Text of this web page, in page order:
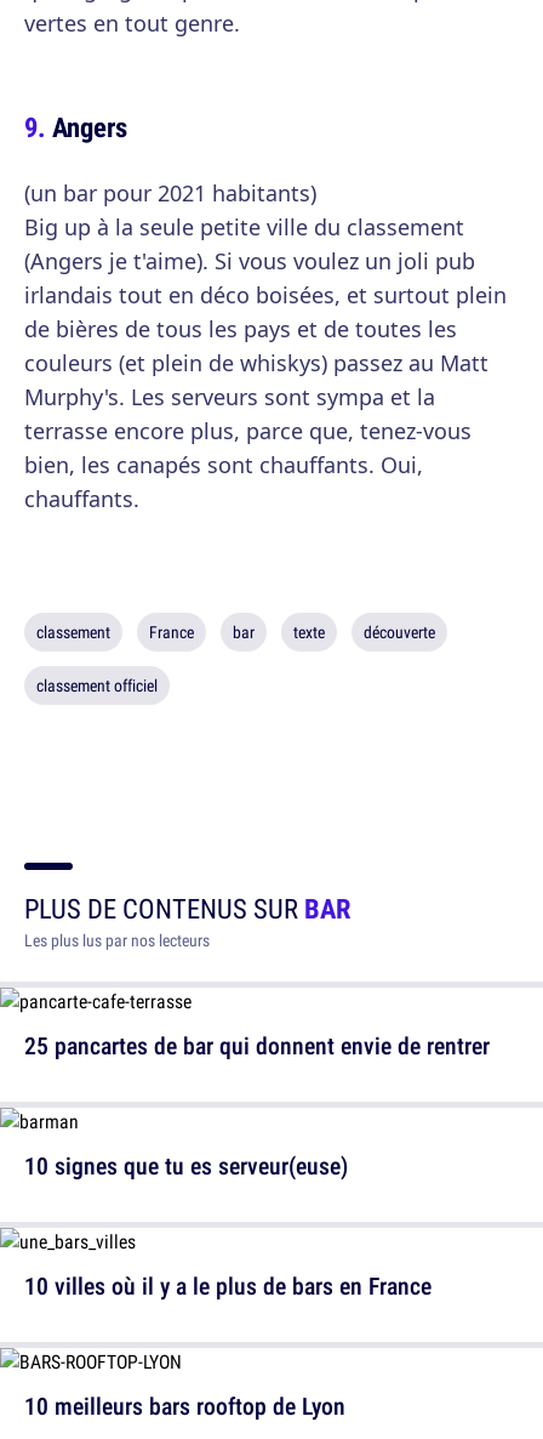
vertes en tout genre.
Angers
(un bar pour 2021 habitants)
Big up à la seule petite ville du classement
(Angers je t'aime). Si vous voulez un joli pub
irlandais tout en déco boisées, et surtout plein
de bières de tous les pays et de toutes les
couleurs (et plein de whiskys) passez au Matt
Murphy's. Les serveurs sont sympa et la
terrasse encore plus, parce que, tenez-vous
bien, les canapés sont chauffants. Oui,
chauffants.
classement France bar texte découverte
classement officiel
PLUS DE CONTENUS SURBAR
Les plus lus par nos lecteurs
25 pancartes de bar qui donnent envie de rentrer
10 meilleurs bars rooftop de Lyon
10 signes que tu es serveur(euse)
10 villes où il y a le plus de bars en France